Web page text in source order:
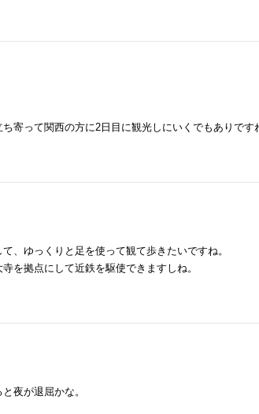
寄って関西の方に2日目に観光しにいくでもありです
、ゆっくりと足を使って観て歩きたいですね。
を拠点にして近鉄を駆使できますしね。
夜が退屈かな。